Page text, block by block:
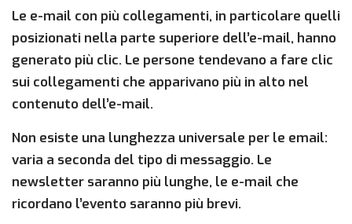
Le e-mail con più collegamenti, in particolare quelli
posizionati nella parte superiore dell’e-mail, hanno
generato più clic. Le persone tendevano a fare clic
sui collegamenti che apparivano più in alto nel
contenuto dell’e-mail.
Non esiste una lunghezza universale per le email:
varia a seconda del tipo di messaggio. Le
newsletter saranno più lunghe, le e-mail che
ricordano l’evento saranno più brevi.